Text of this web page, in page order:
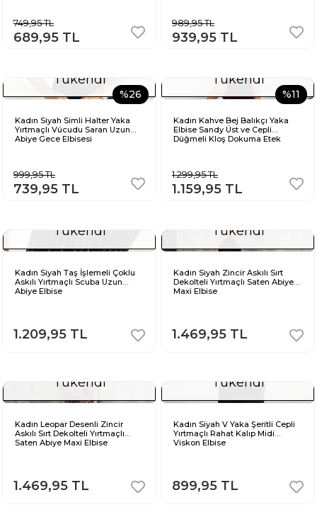
749,95 TL
689,95 TL
989,95 TL
939,95 TL
%26
Tükendi
Kadın Siyah Simli Halter Yaka
Yırtmaçlı Vücudu Saran Uzun
Abiye Gece Elbisesi
999,95 TL
739,95 TL
%11
Tükendi
Kadın Kahve Bej Balıkçı Yaka
Elbise Sandy Üst ve Cepli
Düğmeli Kloş Dokuma Etek
1.299,95 TL
1.159,95 TL
Tükendi
Kadın Siyah Taş İşlemeli Çoklu
Askılı Yırtmaçlı Scuba Uzun
Abiye Elbise
1.209,95 TL
Tükendi
Kadın Siyah Zincir Askılı Sırt
Dekolteli Yırtmaçlı Saten Abiye
Maxi Elbise
1.469,95 TL
Tükendi
Kadın Leopar Desenli Zincir
Askılı Sırt Dekolteli Yırtmaçlı
Saten Abiye Maxi Elbise
1.469,95 TL
Tükendi
Kadın Siyah V Yaka Şeritli Cepli
Yırtmaçlı Rahat Kalıp Midi
Viskon Elbise
899,95 TL